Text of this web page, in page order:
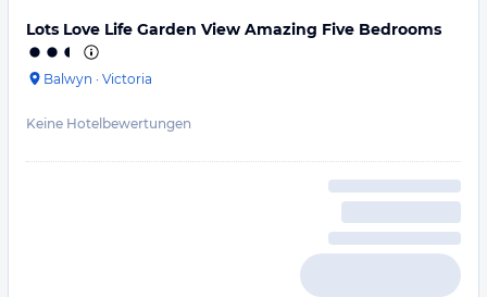
Lots Love Life Garden View Amazing Five Bedrooms
Balwyn · Victoria
Keine Hotelbewertungen